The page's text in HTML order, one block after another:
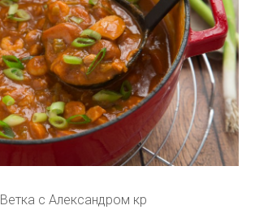
Ветка с Александром кр